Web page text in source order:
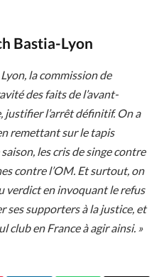
Bastia-Lyon
la commission de
des faits de l’avant-
justifier l’arrêt définitif. On a
remettant sur le tapis
les cris de singe contre
contre l’OM. Et surtout, on
verdict en invoquant le refus
ses supporters à la justice, et
club en France à agir ainsi. »